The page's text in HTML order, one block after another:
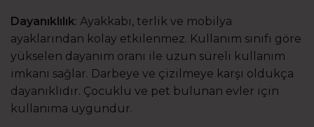
Dayanıklılık: Ayakkabı, terlik ve mobilya
ayaklarından kolay etkilenmez. Kullanım sınıfı göre
yükselen dayanım oranı ile uzun süreli kullanım
imkanı sağlar. Darbeye ve çizilmeye karşı oldukça
dayanıklıdır. Çocuklu ve pet bulunan evler için
kullanıma uygundur.